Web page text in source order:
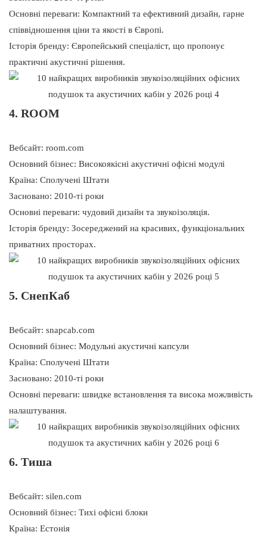
Основні переваги: ​​Компактний та ефективний дизайн, гарне
співвідношення ціни та якості в Європі.
Історія бренду: Європейський спеціаліст, що пропонує
практичні акустичні рішення.
4. ROOM
Вебсайт: room.com
Основний бізнес: Високоякісні акустичні офісні модулі
Країна: Сполучені Штати
Засновано: 2010-ті роки
Основні переваги: ​​чудовий дизайн та звукоізоляція.
Історія бренду: Зосереджений на красивих, функціональних
приватних просторах.
5. СнепКаб
Вебсайт: snapcab.com
Основний бізнес: Модульні акустичні капсули
Країна: Сполучені Штати
Засновано: 2010-ті роки
Основні переваги: ​​швидке встановлення та висока можливість
налаштування.
6. Тиша
Вебсайт: silen.com
Основний бізнес: Тихі офісні блоки
Країна: Естонія